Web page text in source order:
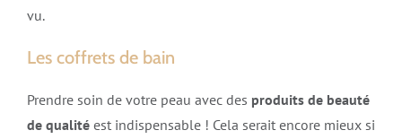
vu.
Les coffrets de bain
Prendre soin de votre peau avec des produits de beauté
de qualité est indispensable ! Cela serait encore mieux si